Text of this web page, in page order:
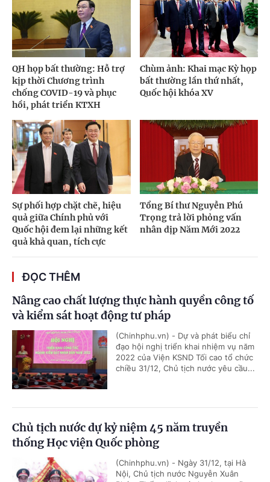
QH họp bất thường: Hỗ trợ
kịp thời Chương trình
chống COVID-19 và phục
hồi, phát triển KTXH
Chùm ảnh: Khai mạc Kỳ họp
bất thường lần thứ nhất,
Quốc hội khóa XV
Sự phối hợp chặt chẽ, hiệu
quả giữa Chính phủ với
Quốc hội đem lại những kết
quả khả quan, tích cực
Tổng Bí thư Nguyễn Phú
Trọng trả lời phỏng vấn
nhân dịp Năm Mới 2022
ĐỌC THÊM
Nâng cao chất lượng thực hành quyền công tố
và kiểm sát hoạt động tư pháp
(Chinhphu.vn) - Dự và phát biểu chỉ
đạo hội nghị triển khai nhiệm vụ năm
2022 của Viện KSND Tối cao tổ chức
chiều 31/12, Chủ tịch nước yêu cầu...
Chủ tịch nước dự kỷ niệm 45 năm truyền
thống Học viện Quốc phòng
(Chinhphu.vn) - Ngày 31/12, tại Hà
Nội, Chủ tịch nước Nguyễn Xuân